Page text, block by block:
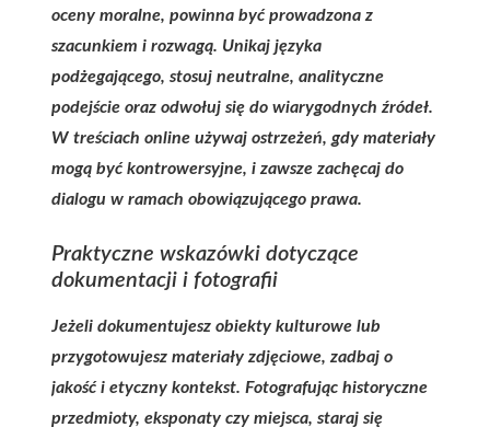
oceny moralne, powinna być prowadzona z
szacunkiem i rozwagą. Unikaj języka
podżegającego, stosuj neutralne, analityczne
podejście oraz odwołuj się do wiarygodnych źródeł.
W treściach online używaj ostrzeżeń, gdy materiały
mogą być kontrowersyjne, i zawsze zachęcaj do
dialogu w ramach obowiązującego prawa.
Praktyczne wskazówki dotyczące
dokumentacji i fotografii
Jeżeli dokumentujesz obiekty kulturowe lub
przygotowujesz materiały zdjęciowe, zadbaj o
jakość i etyczny kontekst. Fotografując historyczne
przedmioty, eksponaty czy miejsca, staraj się